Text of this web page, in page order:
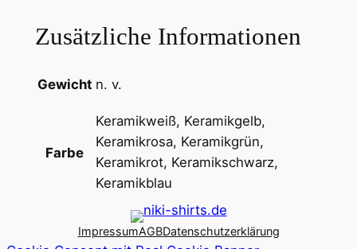
3
5
Zusätzliche Informationen
Gewicht n. v.
Farbe
Keramikweiß, Keramikgelb,
Keramikrosa, Keramikgrün,
Keramikrot, Keramikschwarz,
Keramikblau
ImpressumAGBDatenschutzerklärung